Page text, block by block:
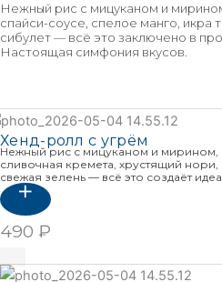
Нежный рис с мицуканом и
спайси-соусе, спелое манго, икра
сибулет — всё это заключено в
Настоящая симфония вкусов.
Хенд-ролл с угрём
Нежный рис с мицуканом и мирином,
сливочная кремета, хрустящий
свежая зелень — всё это создаёт
490 ₽